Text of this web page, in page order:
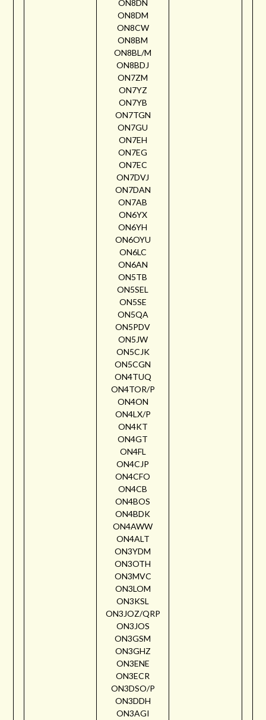
ON8DN
ON8DM
ON8CW
ON8BM
ON8BL/M
ON8BDJ
ON7ZM
ON7YZ
ON7YB
ON7TGN
ON7GU
ON7EH
ON7EG
ON7EC
ON7DVJ
ON7DAN
ON7AB
ON6YX
ON6YH
ON6OYU
ON6LC
ON6AN
ON5TB
ON5SEL
ON5SE
ON5QA
ON5PDV
ON5JW
ON5CJK
ON5CGN
ON4TUQ
ON4TOR/P
ON4ON
ON4LX/P
ON4KT
ON4GT
ON4FL
ON4CJP
ON4CFO
ON4CB
ON4BOS
ON4BDK
ON4AWW
ON4ALT
ON3YDM
ON3OTH
ON3MVC
ON3LOM
ON3KSL
ON3JOZ/QRP
ON3JOS
ON3GSM
ON3GHZ
ON3ENE
ON3ECR
ON3DSO/P
ON3DDH
ON3AGI